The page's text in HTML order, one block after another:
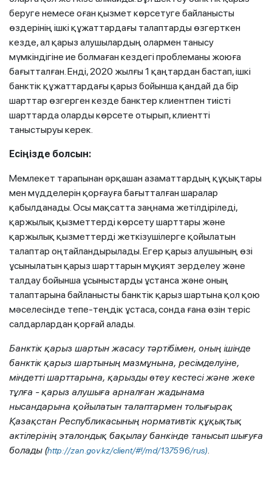
беруге немесе оған қызмет көрсетуге байланысты
өздерінің ішкі құжаттардағы талаптарды өзгерткен
кезде, ал қарыз алушылардың олармен танысу
мүмкіндігіне ие болмаған кездегі проблеманы жоюға
бағытталған. Енді, 2020 жылғы 1 қаңтардан бастап, ішкі
банктік құжаттардағы қарыз бойынша қандай да бір
шарттар өзгерген кезде банктер клиентпен тиісті
шарттарда оларды көрсете отырып, клиентті
таныстыруы керек.
Есіңізде болсын:
Мемлекет тарапынан әрқашан азаматтардың құқықтары
мен мүдделерін қорғауға бағытталған шаралар
қабылданады. Осы мақсатта заңнама жетілдіріледі,
қаржылық қызметтерді көрсету шарттары және
қаржылық қызметтерді жеткізушілерге қойылатын
талаптар оңтайландырылады. Егер қарыз алушының өзі
ұсынылатын қарыз шарттарын мұқият зерделеу және
талдау бойынша ұсыныстарды ұстанса және оның
талаптарына байланысты банктік қарыз шартына қол қою
мәселесінде тепе-теңдік ұстаса, сонда ғана өзін теріс
салдарлардан қорғай алады.
Банктік қарыз шартын жасасу тәртібімен, оның ішінде
банктік қарыз шартының мазмұнына, ресімделуіне,
міндетті шарттарына, қарызды өтеу кестесі және жеке
тұлға - қарыз алушыға арналған жадынама
нысандарына қойылатын талаптармен толығырақ
Қазақстан Республикасының нормативтік құқықтық
актілерінің эталондық бақылау банкінде танысып шығуға
болады (http://zan.gov.kz/client/#!/md/137596/rus).